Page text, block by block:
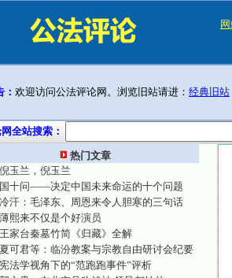
： 欢迎访问公法评论网。浏览旧站请进： 经典旧站
全站搜索：
热门文章
玉兰，倪玉兰
十问——决定中国未来命运的十个问题
汗：毛泽东、周恩来令人胆寒的三句话
熙来不仅是个好演员
家台秦墓竹简《归藏》全解
可君等：临汾教案与宗教自由研讨会纪要
法学视角下的“范跑跑事件”评析